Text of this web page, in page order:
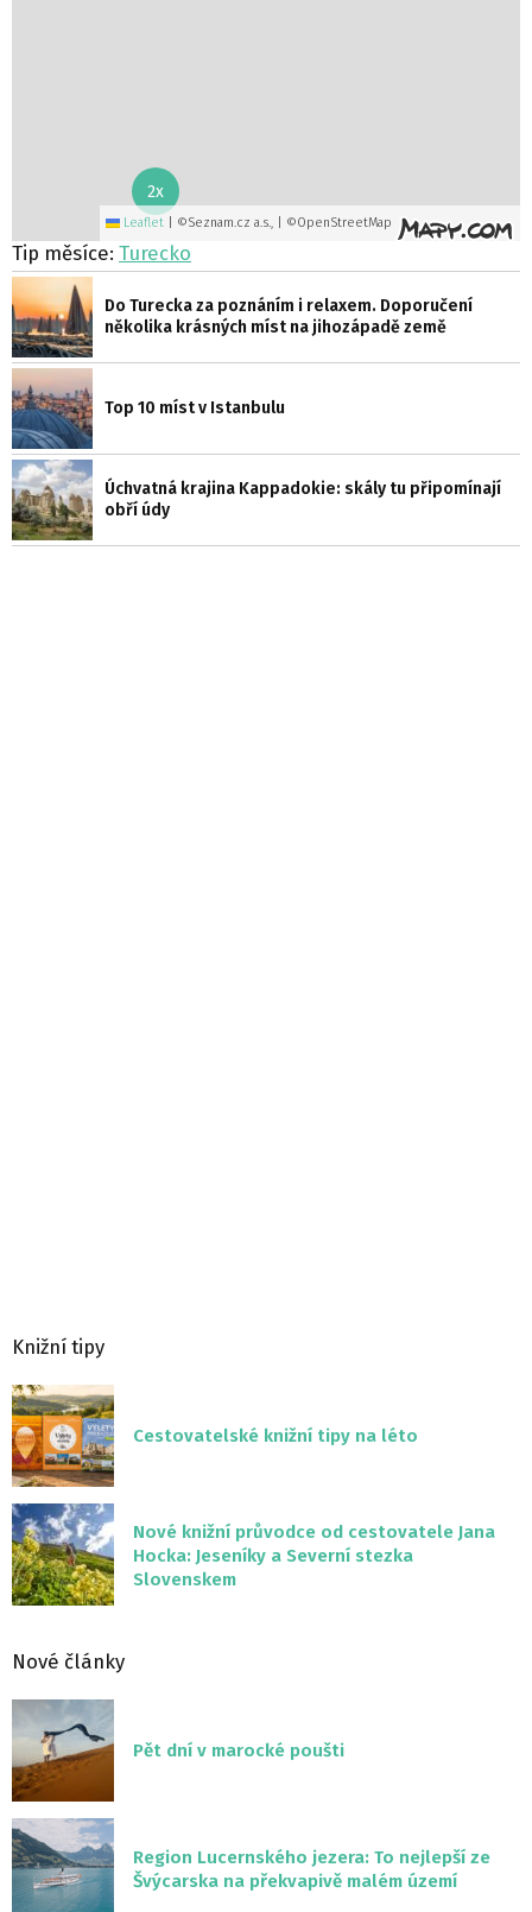
2x
Leaflet ©Seznam.cz a.s., | ©OpenStreetMap
Tip měsíce: Turecko
Do Turecka za poznáním i relaxem. Doporučení
několika krásných míst na jihozápadě země
Top 10 míst v Istanbulu
Úchvatná krajina Kappadokie: skály tu připomínají
obří údy
Knižní tipy
Cestovatelské knižní tipy na léto
Nové knižní průvodce od cestovatele Jana
Hocka: Jeseníky a Severní stezka
Slovenskem
Nové články
Pět dní v marocké poušti
Region Lucernského jezera: To nejlepší ze
Švýcarska na překvapivě malém území